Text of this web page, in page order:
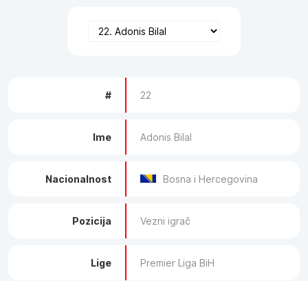
# 22
Ime Adonis Bilal
Nacionalnost Bosna i Hercegovina
Pozicija Vezni igrač
Lige Premier Liga BiH